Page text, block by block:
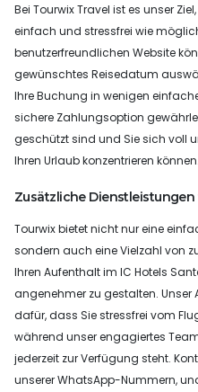
Bei Tourwix Travel ist es unser
einfach und stressfrei wie
benutzerfreundlichen Website
gewünschtes Reisedatum
Ihre Buchung in wenigen
sichere Zahlungsoption
geschützt sind und Sie sich voll
Ihren Urlaub konzentrieren können.
Zusätzliche
Tourwix bietet nicht nur eine
sondern auch eine Vielzahl von
Ihren Aufenthalt im IC Hotels
angenehmer zu gestalten.
dafür, dass Sie stressfrei vom
während unser engagiertes
jederzeit zur Verfügung steht.
unserer WhatsApp-Nummern,